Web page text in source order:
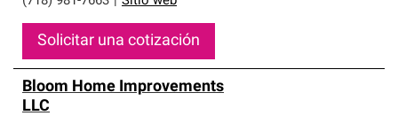
Solicitar una cotización
Bloom Home Improvements
LLC